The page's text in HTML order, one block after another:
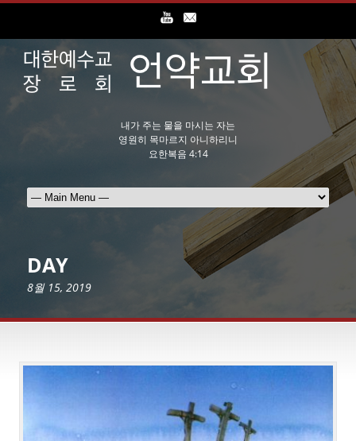
내가 주는 물을 마시는 자는
영원히 목마르지 아니하리니
요한복음 4:14
DAY
8월 15, 2019